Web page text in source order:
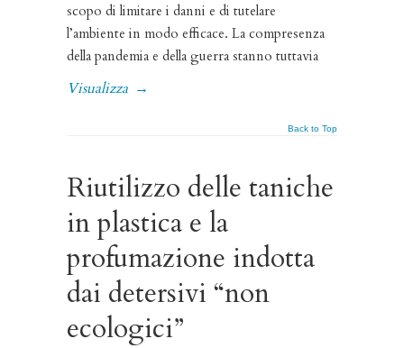
scopo di limitare i danni e di tutelare
l’ambiente in modo efficace. La compresenza
della pandemia e della guerra stanno tuttavia
Visualizza →
Back to Top
Riutilizzo delle taniche
in plastica e la
profumazione indotta
dai detersivi “non
ecologici”